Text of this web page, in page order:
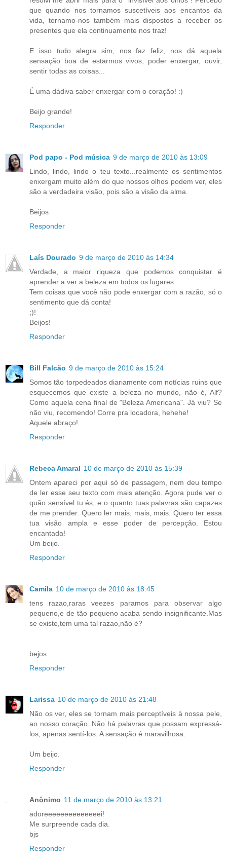
que quando nos tornamos suscetíveis aos encantos da
vida, tornamo-nos também mais dispostos a receber os
presentes que ela continuamente nos traz!
E isso tudo alegra sim, nos faz feliz, nos dá aquela
sensação boa de estarmos vivos, poder enxergar, ouvir,
sentir todas as coisas...
É uma dádiva saber enxergar com o coração! :)
Beijo grande!
Responder
Pod papo - Pod música 9 de março de 2010 às 13:09
Lindo, lindo, lindo o teu texto...realmente os sentimentos
enxergam muito além do que nossos olhos podem ver, eles
são a verdadeira visão, pois são a visão da alma.
Beijos
Responder
Laís Dourado 9 de março de 2010 às 14:34
Verdade, a maior riqueza que podemos conquistar é
aprender a ver a beleza em todos os lugares.
Tem coisas que você não pode enxergar com a razão, só o
sentimento que dá conta!
;)!
Beijos!
Responder
Bill Falcão 9 de março de 2010 às 15:24
Somos tão torpedeados diariamente com notícias ruins que
esquecemos que existe a beleza no mundo, não é, Alf?
Como aquela cena final de "Beleza Americana". Já viu? Se
não viu, recomendo! Corre pra locadora, hehehe!
Aquele abraço!
Responder
Rebeca Amaral 10 de março de 2010 às 15:39
Ontem apareci por aqui só de passagem, nem deu tempo
de ler esse seu texto com mais atenção. Agora pude ver o
quão sensível tu és, e o quanto tuas palavras são capazes
de me prender. Quero ler mais, mais, mais. Quero ter essa
tua visão ampla e esse poder de percepção. Estou
encantada!
Um beijo.
Responder
Camila 10 de março de 2010 às 18:45
tens razao,raras veezes paramos para observar algo
pequeno,e de tão pequeno acaba sendo insignificante.Mas
se existe,tem uma tal razao,não é?
bejos
Responder
Larissa 10 de março de 2010 às 21:48
Não os ver, eles se tornam mais perceptíveis à nossa pele,
ao nosso coração. Não há palavras que possam expressá-
los, apenas sentí-los. A sensação é maravilhosa.
Um beijo.
Responder
Anônimo 11 de março de 2010 às 13:21
adoreeeeeeeeeeeeeei!
Me surpreende cada dia.
bjs
Responder